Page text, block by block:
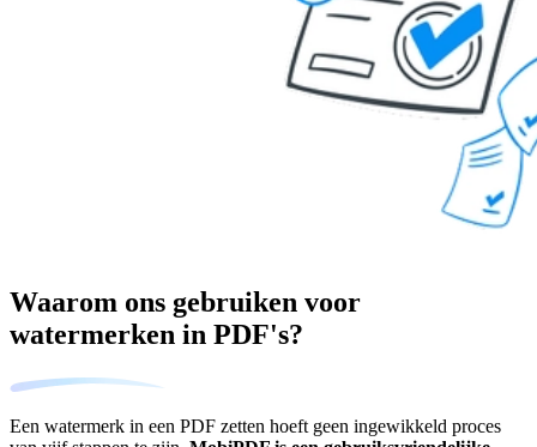
Waarom ons gebruiken voor
watermerken in PDF's?
Een watermerk in een PDF zetten hoeft geen ingewikkeld proces